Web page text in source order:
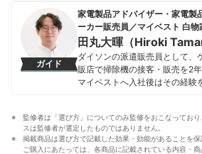
石川英一のプロフィール
開発に関する研究に取り組んで
ガス処理技術の開発などを手が
高く評価され、「クリタ水・環
内環境学会 論文賞」など多数の
徳村雅弘のプロフィール
ガイド
家電製品アドバイザー・家電製
ーカー販売員／マイベスト 白物
田丸大暉（Hiroki
ダイソンの派遣販売員として、
販店で掃除機の接客・販売を2
マイベストへ入社後はその経験
ガイドを担当し、日立やシャー
総合家電メーカーから、ダイニ
メーカーまで、150以上の家電
監修者は「選び方」についてのみ監修をおこなってお
スは監修者が選定したものではありません。
掲載商品は選び方で記載した効果・効能があることを保
ご購入にあたっては、各商品に記載されている内容・商